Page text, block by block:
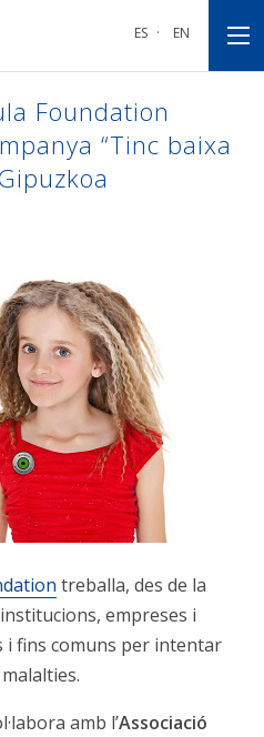
ES · EN
Foundation
“Tinc baixa
treballa, des de la
empreses i
i fins comuns per intentar
amb l’Associació